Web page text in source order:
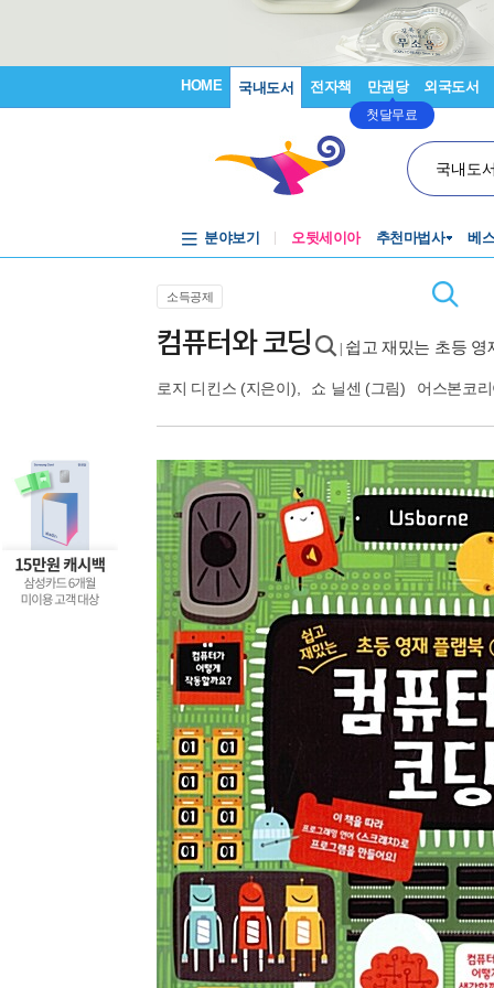
HOME 국내도서 전자책 만권당
첫달무료
외국도서
국내도
분야보기 오뒷세이아 추천마법사 베
소득공제
컴퓨터와 코딩 쉽고 재밌는 초등 영
로지 디킨스 (지은이), 쇼 닐센 (그림) 어스본코